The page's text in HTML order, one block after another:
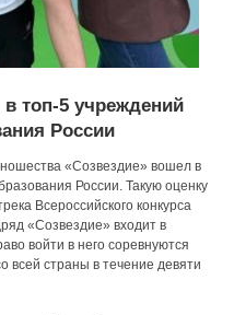
топ-5 учреждений
России
«Созвездие» вошел в
России. Такую оценку
Всероссийского конкурса
«Созвездие» входит в
войти в него соревнуются
всей страны в течение девяти